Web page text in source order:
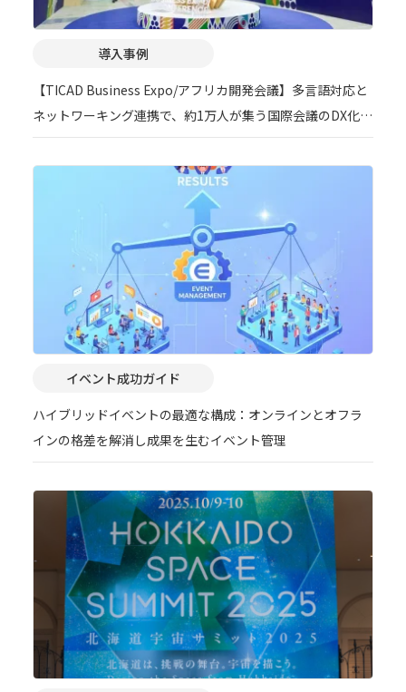
導入事例
【TICAD Business Expo/アフリカ開発会議】多言語対応と
ネットワーキング連携で、約1万人が集う国際会議のDX化を
実現
イベント成功ガイド
ハイブリッドイベントの最適な構成：オンラインとオフラ
インの格差を解消し成果を生むイベント管理